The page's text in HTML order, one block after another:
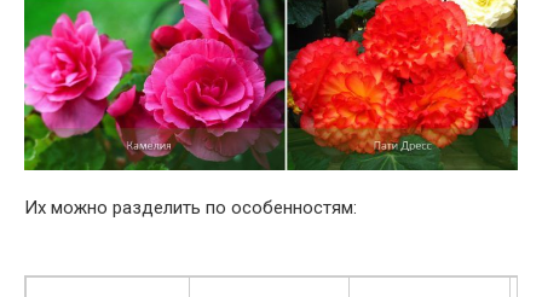
Их можно разделить по особенностям: